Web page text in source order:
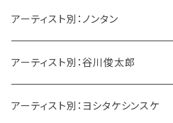
アーティスト別：ノンタン
アーティスト別：谷川俊太郎
アーティスト別：ヨシタケシンスケ